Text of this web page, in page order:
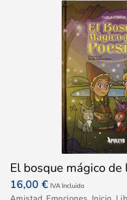
El bosque mágico de
16,00 € IVA Incluido